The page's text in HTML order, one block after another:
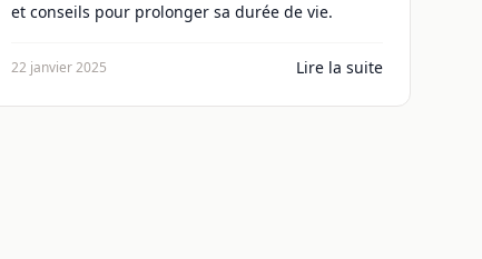
et conseils pour prolonger sa durée de vie.
22 janvier 2025 Lire la suite